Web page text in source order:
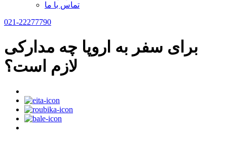
تماس با ما
021-22277790
برای سفر به اروپا چه مدارکی
لازم است؟